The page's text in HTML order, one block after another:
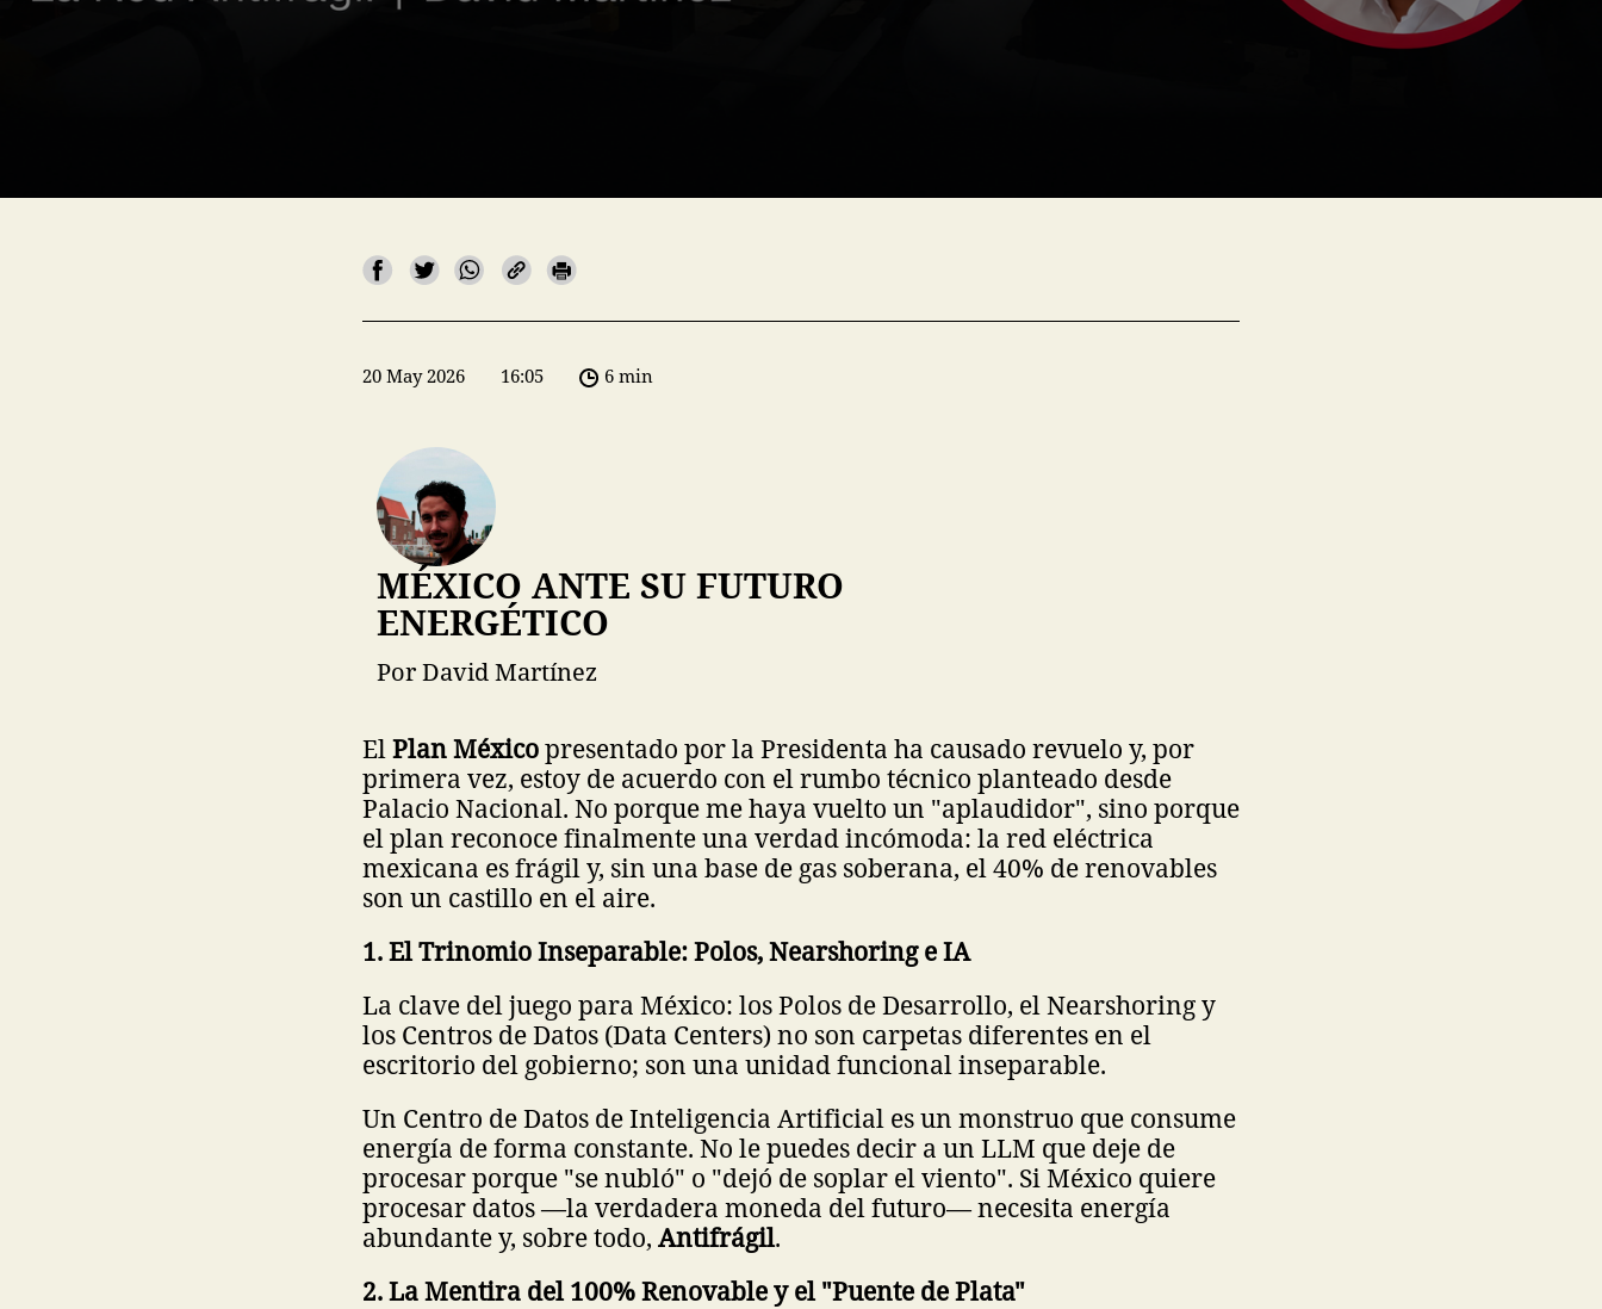
20 May 2026 16:05 6 min
MÉXICO ANTE SU FUTURO
ENERGÉTICO
Por David Martínez
ElPlan Méxicopresentado por la Presidenta ha causado revuelo y, por
primera vez, estoy de acuerdo con el rumbo técnico planteado desde
Palacio Nacional. No porque me haya vuelto un "aplaudidor", sino porque
el plan reconoce finalmente una verdad incómoda: la red eléctrica
mexicana es frágil y, sin una base de gas soberana, el 40% de renovables
son un castillo en el aire.
1. El Trinomio Inseparable: Polos, Nearshoring e IA
La clave del juego para México: los Polos de Desarrollo, el Nearshoring y
los Centros de Datos (Data Centers) no son carpetas diferentes en el
escritorio del gobierno; son una unidad funcional inseparable.
Un Centro de Datos de Inteligencia Artificial es un monstruo que consume
energía de forma constante. No le puedes decir a un LLM que deje de
procesar porque "se nubló" o "dejó de soplar el viento". Si México quiere
procesar datos —la verdadera moneda del futuro— necesita energía
abundante y, sobre todo, Antifrágil.
2. La Mentira del 100% Renovable y el "Puente de Plata"